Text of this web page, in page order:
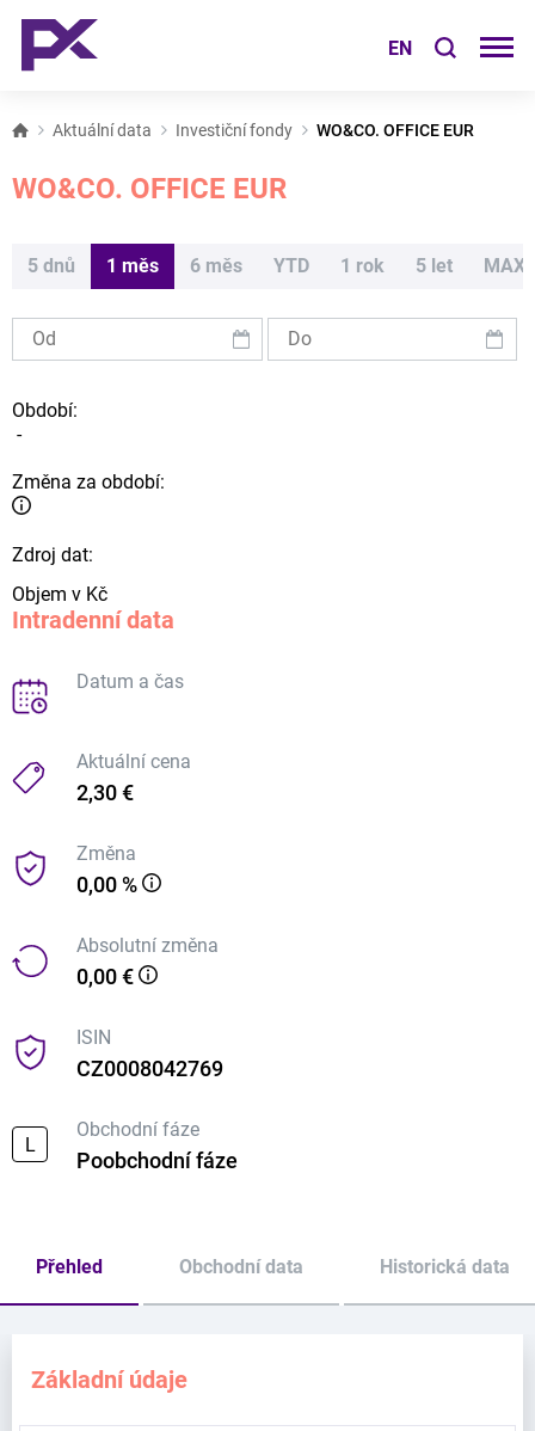
EN
Aktuální data Investiční fondy WO&CO. OFFICE EUR
WO&CO. OFFICE EUR
5 dnů 1 měs 6 měs YTD 1 rok 5 let MAX
Období:
-
Změna za období:
Zdroj dat:
Objem v Kč
Intradenní data
Datum a čas
Aktuální cena
2,30 €
Změna
0,00 %
Absolutní změna
0,00 €
ISIN
CZ0008042769
L
Obchodní fáze
Poobchodní fáze
Přehled Obchodní data Historická data
Základní údaje